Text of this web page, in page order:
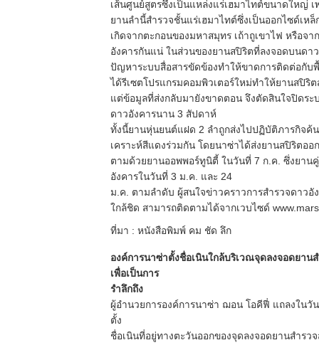
เส้นศูนย์สูตรซึ่งเป็นแหล่งแร่เฮมาไทต์ขนาดใหญ่
ยานลำนี้สำรวจชั้นแร่เฮมาไทต์ซึ่งเป็นออกไซด์เห
เกิดจากตะกอนของมหาสมุทร เถ้าถูเขาไฟ หรือ
อังคารกันแน่ ในส่วนของยานสปิริตที่ลงจอดบนดา
ปัญหาระบบสื่อสารขัดข้องทำให้ขาดการติดต่อกับ
ได้รีเซตโปรแกรมคอมพิวเตอร์ใหม่ทำให้ยานสปิ
แต่ข้อมูลที่ส่งกลับมายังขาดตอน จึงตัดสินใจปิดระ
ดาวอังคารนาน 3 สัปดาห์
ทั้งนี้ยานหุ่นยนต์แฝด 2 ลำถูกส่งไปปฏิบัติภารกิจค้
เคราะห์สีแดงร่วมกัน โดยนาซ่าได้ส่งยานสปิริตอ
ตามด้วยยานออพพอร์ทูนิตี้ ในวันที่ 7 ก.ค. ซึ่งยาน
อังคารในวันที่ 3 ม.ค. และ 24
ม.ค. ตามลำดับ ผู้สนใจข่าวคราวการสำรวจดาวอั
ใกล้ชิด สามารถติดตามได้จากเวบไซด์
ที่มา : หนังสือพิมพ์ คม ชัด ลึก
องค์การนาซ่าตั้งชื่อเนินใกล้บริเวณจุดลงจอดยาน
เพื่อเป็นการ
รำลึกถึง
ผู้อำนวยการองค์การนาซ่า ฌอน โอคีฟี่ แถลงใน
ตั้ง
ชื่อเนินที่อยู่ทางตะวันออกของจุดลงจอดยานสำรว